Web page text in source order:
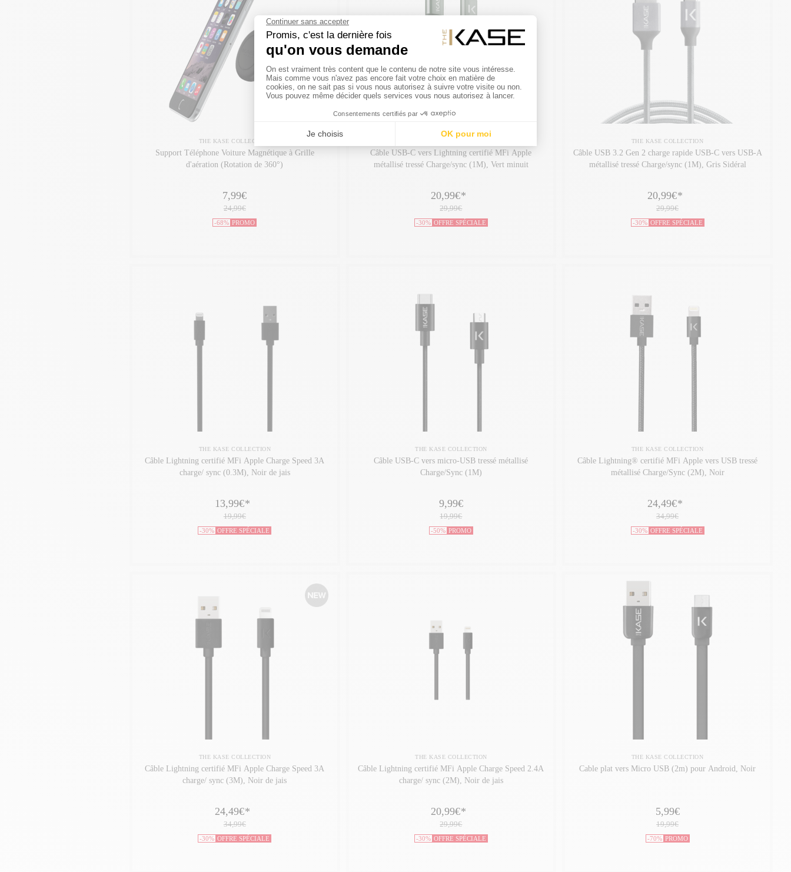
THE KASE COLLECTION
Support Téléphone Voiture Magnétique à Grille
d'aération (Rotation de 360°)
7,99€
24,99€
-68% PROMO
Câble USB-C vers Lightning certifié MFi Apple
métallisé tressé Charge/sync (1M), Vert minuit
20,99€*
29,99€
-30% OFFRE SPÉCIALE
THE KASE COLLECTION
Câble USB 3.2 Gen 2 charge rapide USB-C vers USB-A
métallisé tressé Charge/sync (1M), Gris Sidéral
20,99€*
29,99€
-30% OFFRE SPÉCIALE
THE KASE COLLECTION
Câble Lightning certifié MFi Apple Charge Speed 3A
charge/ sync (0.3M), Noir de jais
13,99€*
19,99€
-30% OFFRE SPÉCIALE
THE KASE COLLECTION
Câble USB-C vers micro-USB tressé métallisé
Charge/Sync (1M)
9,99€
19,99€
-50% PROMO
THE KASE COLLECTION
Câble Lightning® certifié MFi Apple vers USB tressé
métallisé Charge/Sync (2M), Noir
24,49€*
34,99€
-30% OFFRE SPÉCIALE
THE KASE COLLECTION
Câble Lightning certifié MFi Apple Charge Speed 3A
charge/ sync (3M), Noir de jais
24,49€*
34,99€
-30% OFFRE SPÉCIALE
THE KASE COLLECTION
Câble Lightning certifié MFi Apple Charge Speed 2.4A
charge/ sync (2M), Noir de jais
20,99€*
29,99€
-30% OFFRE SPÉCIALE
THE KASE COLLECTION
Cable plat vers Micro USB (2m) pour Android, Noir
5,99€
19,99€
-70% PROMO